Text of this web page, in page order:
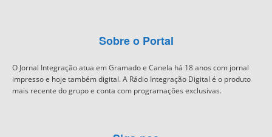
Sobre o Portal
O Jornal Integração atua em Gramado e Canela há 18 anos com jornal
impresso e hoje também digital. A Rádio Integração Digital é o produto
mais recente do grupo e conta com programações exclusivas.